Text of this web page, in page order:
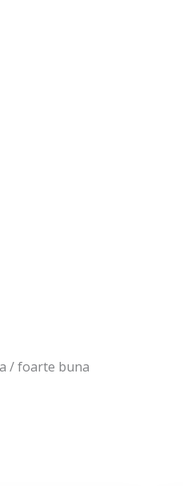
/ foarte buna